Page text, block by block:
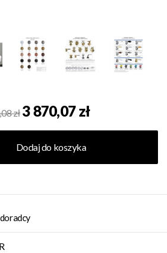
zł3 870,07 zł
Dodaj do koszyka